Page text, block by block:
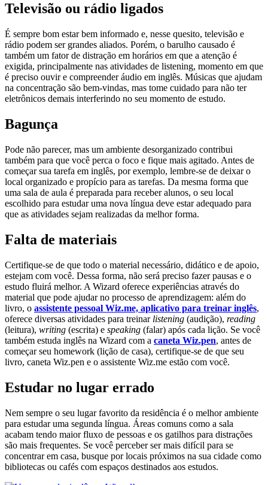
Televisão ou rádio ligados
É sempre bom estar bem informado e, nesse quesito, televisão e
rádio podem ser grandes aliados. Porém, o barulho causado é
também um fator de distração em horários em que a atenção é
exigida, principalmente nas atividades de listening, momento em que
é preciso ouvir e compreender áudio em inglês. Músicas que ajudam
na concentração são bem-vindas, mas tome cuidado para não ter
eletrônicos demais interferindo no seu momento de estudo.
Bagunça
Pode não parecer, mas um ambiente desorganizado contribui
também para que você perca o foco e fique mais agitado. Antes de
começar sua tarefa em inglês, por exemplo, lembre-se de deixar o
local organizado e propício para as tarefas. Da mesma forma que
uma sala de aula é preparada para receber alunos, o seu local
escolhido para estudar uma nova língua deve estar adequado para
que as atividades sejam realizadas da melhor forma.
Falta de materiais
Certifique-se de que todo o material necessário, didático e de apoio,
estejam com você. Dessa forma, não será preciso fazer pausas e o
estudo fluirá melhor. A Wizard oferece experiências através do
material que pode ajudar no processo de aprendizagem: além do
livro, o assistente pessoal Wiz.me, aplicativo para treinar inglês,
oferece diversas atividades para treinar listening (audição), reading
(leitura), writing (escrita) e speaking (falar) após cada lição. Se você
também estuda inglês na Wizard com a caneta Wiz.pen, antes de
começar seu homework (lição de casa), certifique-se de que seu
livro, caneta Wiz.pen e o assistente Wiz.me estão com você.
Estudar no lugar errado
Nem sempre o seu lugar favorito da residência é o melhor ambiente
para estudar uma segunda língua. Áreas comuns como a sala
acabam tendo maior fluxo de pessoas e os gatilhos para distrações
são mais frequentes. Se você perceber ser mais difícil para se
concentrar em casa, busque por locais próximos na sua cidade como
bibliotecas ou cafés com espaços destinados aos estudos.